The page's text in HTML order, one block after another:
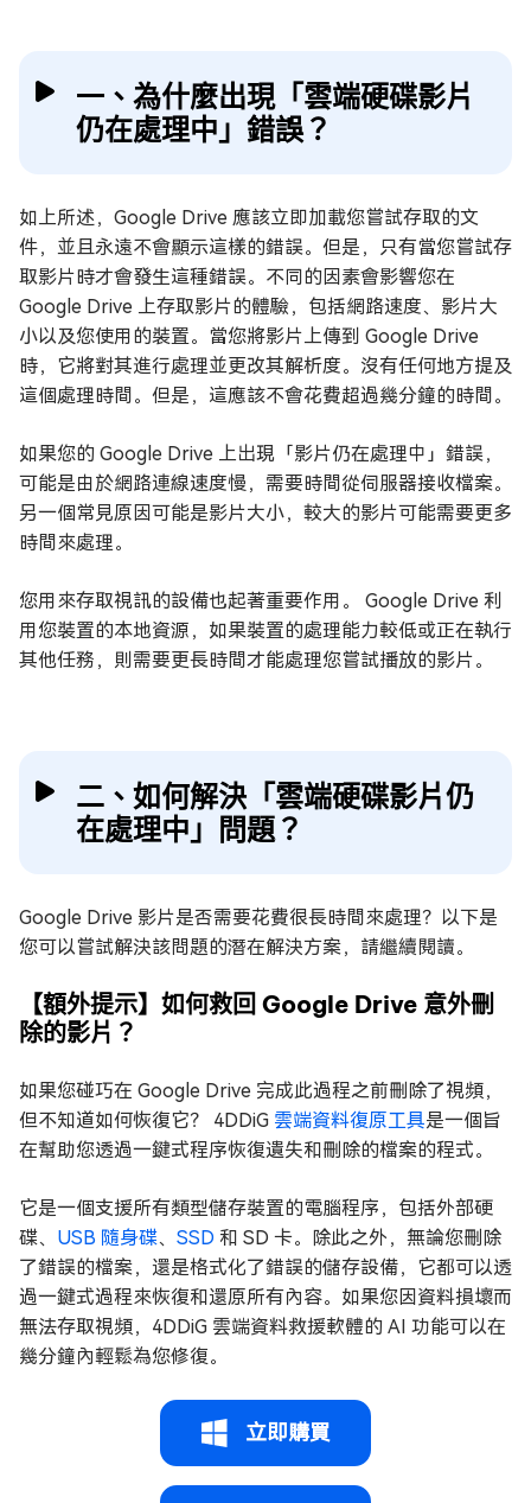
一、為什麼出現「雲端硬碟影片
仍在處理中」錯誤？
如上所述，Google Drive 應該立即加載您嘗試存取的文
件，並且永遠不會顯示這樣的錯誤。但是，只有當您嘗試存
取影片時才會發生這種錯誤。不同的因素會影響您在
Google Drive 上存取影片的體驗，包括網路速度、影片大
小以及您使用的裝置。當您將影片上傳到 Google Drive
時，它將對其進行處理並更改其解析度。沒有任何地方提及
這個處理時間。但是，這應該不會花費超過幾分鐘的時間。
如果您的 Google Drive 上出現「影片仍在處理中」錯誤，
可能是由於網路連線速度慢，需要時間從伺服器接收檔案。
另一個常見原因可能是影片大小，較大的影片可能需要更多
時間來處理。
您用來存取視訊的設備也起著重要作用。 Google Drive 利
用您裝置的本地資源，如果裝置的處理能力較低或正在執行
其他任務，則需要更長時間才能處理您嘗試播放的影片。
二、如何解決「雲端硬碟影片仍
在處理中」問題？
Google Drive 影片是否需要花費很長時間來處理？以下是
您可以嘗試解決該問題的潛在解決方案，請繼續閱讀。
【額外提示】如何救回 Google Drive 意外刪
除的影片？
如果您碰巧在 Google Drive 完成此過程之前刪除了視頻，
但不知道如何恢復它？ 4DDiG 雲端資料復原工具是一個旨
在幫助您透過一鍵式程序恢復遺失和刪除的檔案的程式。
它是一個支援所有類型儲存裝置的電腦程序，包括外部硬
碟、 USB 隨身碟、 SSD 和 SD 卡。除此之外，無論您刪除
了錯誤的檔案，還是格式化了錯誤的儲存設備，它都可以透
過一鍵式過程來恢復和還原所有內容。如果您因資料損壞而
無法存取視頻，4DDiG 雲端資料救援軟體的 AI 功能可以在
幾分鐘內輕鬆為您修復。
立即購買